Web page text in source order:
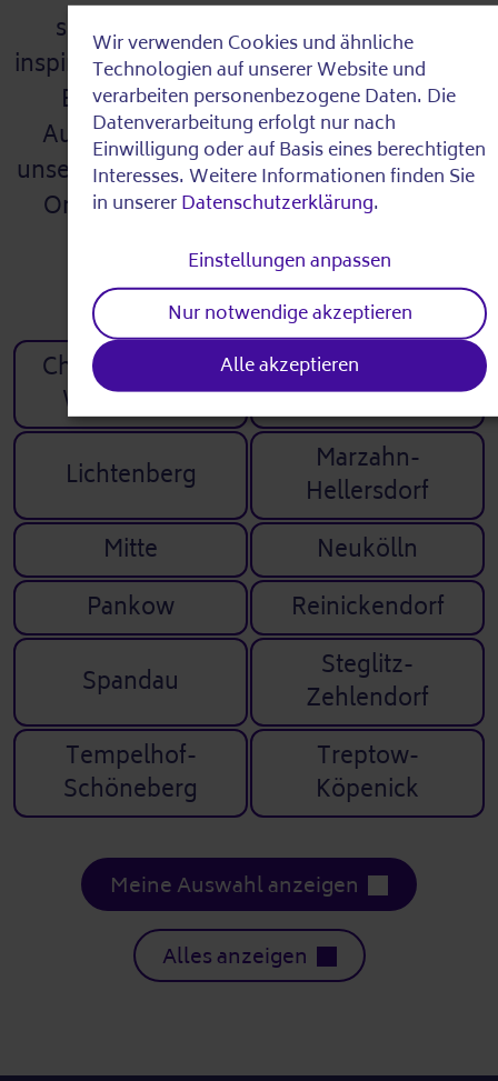
sich von den vielfältigen Angeboten
inspirieren. Wählen Sie einen oder mehrere
Bezirke aus und klicken auf „Meine
Auswahl anzeigen“. Entdecken Sie auf
unserer interaktiven Karte alle spannenden
Orte und Aktivitäten, die direkt in Ihrer
Nähe auf Sie warten!
Charlottenburg-
Wilmersdorf
Friedrichshain-
Kreuzberg
Lichtenberg
Marzahn-
Hellersdorf
Mitte
Neukölln
Pankow
Reinickendorf
Spandau
Steglitz-
Zehlendorf
Tempelhof-
Schöneberg
Treptow-
Köpenick
Meine Auswahl anzeigen
Alles anzeigen
Use
of
personal
data
and
cookies
Wir verwenden Cookies und ähnliche
Technologien auf unserer Website und
verarbeiten personenbezogene Daten. Die
Datenverarbeitung erfolgt nur nach
Einwilligung oder auf Basis eines berechtigten
Interesses. Weitere Informationen finden Sie
in unsererDatenschutzerklärung.
Einstellungen anpassen
Nur notwendige akzeptieren
Alle akzeptieren